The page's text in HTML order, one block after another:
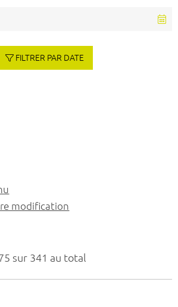
sur 341 au total
FILTRER PAR DATE
modification